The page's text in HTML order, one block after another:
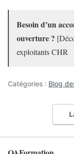
Besoin d’un
ouverture ?
exploitants CHR
Catégories : Blog